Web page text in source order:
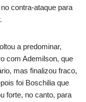
contra-ataque para
a predominar,
com Ademilson, que
mas finalizou fraco,
foi Boschilia que
forte, no canto, para